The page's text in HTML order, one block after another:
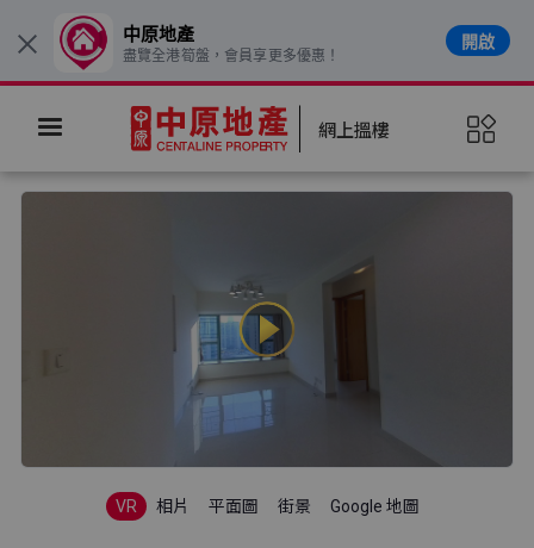
網上搵樓
VR 相片 平面圖 街景 Google 地圖
× 中原地產
盡覽全港筍盤，會員享更多優惠！
開啟